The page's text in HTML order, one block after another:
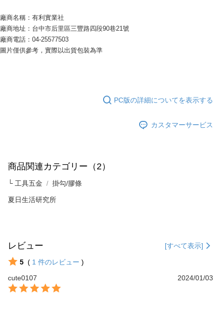
ロテクションズ（以下 AFTEE という）が提供し、AFTEEが代金を徴収し
ます。当サービスご利用の際に提供しなければならない個人情報（注文者
の氏名、電話番号、受取人の氏名、電話番号、受取人住所を含むがこれに
す。AFTEEの個人情報の収集、処理、利用について、詳細はAFTEE公式ホ
ります。支払い期限を過ぎた場合、その金額に基づいて年利20%の遅延滞
てAFTEEにご提供いただく、またはAFTEEにあなたの個人情報の収集、処
理、利用を許可することににご同意いただけない場合は、当サービスを選
択しないでください。
廠商名稱：有利實業社
廠商地址：台中市后里區三豐路四段90巷21號
廠商電話：04-25577503
圖片僅供參考，實際以出貨包裝為準
PC版の詳細についてを表示する
カスタマーサービス
商品関連カテゴリー（2）
└ 工具五金 掛勾/膠條
夏日生活研究所
レビュー [すべて表示]
5 ( 1 件のレビュー )
cute0107
2024/01/03